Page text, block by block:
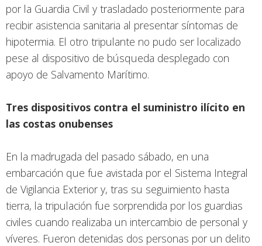
por la Guardia Civil y trasladado posteriormente para
recibir asistencia sanitaria al presentar síntomas de
hipotermia. El otro tripulante no pudo ser localizado
pese al dispositivo de búsqueda desplegado con
apoyo de Salvamento Marítimo.
Tres dispositivos contra el suministro ilícito en
las costas onubenses
En la madrugada del pasado sábado, en una
embarcación que fue avistada por el Sistema Integral
de Vigilancia Exterior y, tras su seguimiento hasta
tierra, la tripulación fue sorprendida por los guardias
civiles cuando realizaba un intercambio de personal y
víveres. Fueron detenidas dos personas por un delito